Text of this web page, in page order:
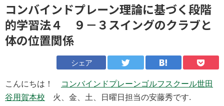
コンバインドプレーン理論に基づく段階
的学習法４ ９－３スイングのクラブと
体の位置関係
シェア
こんにちは！
コンバインドプレーンゴルフスクール世田
谷用賀本校 火、金、土、日曜日担当の安藤秀です.